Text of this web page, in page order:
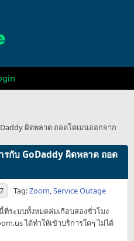
ผิดพลาด ถอดโดเมนออกจาก
รกับ GoDaddy ผิดพลาด ถอด
Tag:Zoom,Service Outage
ระบบทั้งหมดล่มเกือบสองชั่วโมง
ได้ทำให้เข้าบริการใดๆ ไม่ได้